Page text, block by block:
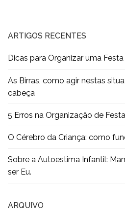
ARTIGOS RECENTES
Dicas para Organizar uma
As Birras, como agir nestas
cabeça
5 Erros na Organização de
O Cérebro da Criança: como
Sobre a Autoestima Infantil:
ser Eu.
ARQUIVO